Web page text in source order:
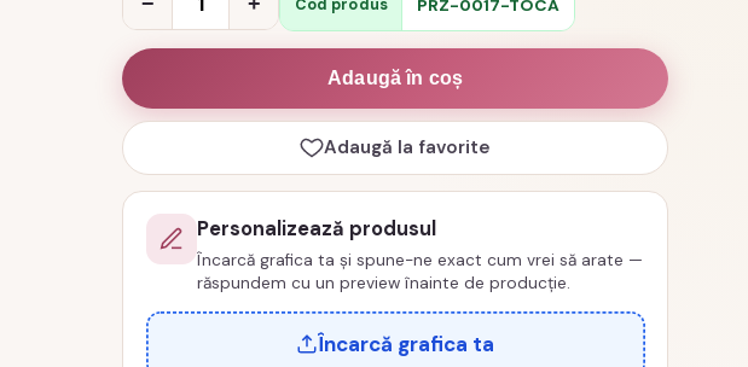
Toca
personalizata
Iasi
pentru
facultatea
de
farmacie,
cod
0017-
Cod produs PRZ-0017-TOCA
Adaugă în coș
Adaugă la favorite
Personalizează produsul
Încarcă grafica ta și spune-ne exact cum vrei să arate —
răspundem cu un preview înainte de producție.
Încarcă grafica ta